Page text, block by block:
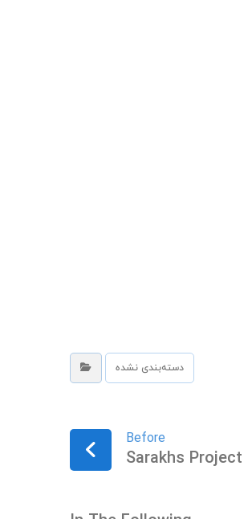
دسته‌بندی نشده
Before
Sarakhs Project